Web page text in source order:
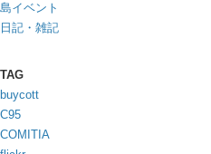
島イベント
日記・雑記
TAG
buycott
C95
COMITIA